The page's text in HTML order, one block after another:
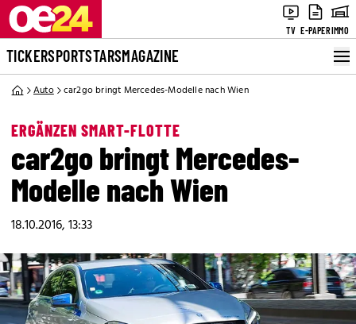
TV E-PAPERIMMO
TICKERSPORTSTARSMAGAZINE
Auto car2go bringt Mercedes-Modelle nach Wien
ERGÄNZEN SMART-FLOTTE
car2go bringt Mercedes-
Modelle nach Wien
18.10.2016, 13:33